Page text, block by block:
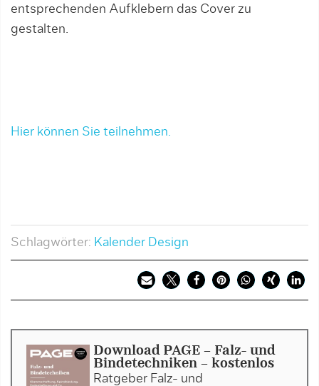
entsprechenden Aufklebern das Cover zu
gestalten.
Hier können Sie teilnehmen.
Schlagwörter: Kalender Design
Download PAGE - Falz- und
Bindetechniken - kostenlos
Ratgeber Falz- und